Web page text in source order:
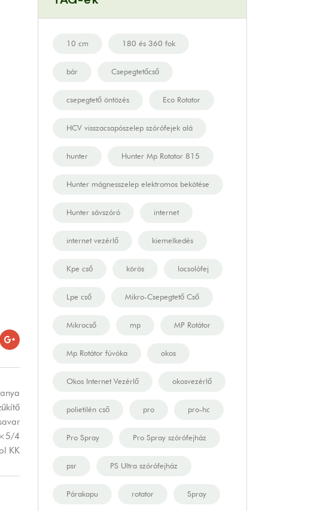
10 cm 180 és 360 fok
bár Csepegtetőcső
csepegtető öntözés Eco Rotator
HCV visszacsapószelep szórófejek alá
hunter Hunter Mp Rotator 815
Hunter mágnesszelep elektromos bekötése
Hunter sávszóró internet
internet vezérlő kiemelkedés
Kpe cső körös locsolófej
Lpe cső Mikro-Csepegtető Cső
Mikrocső mp MP Rotátor
Mp Rotátor fúvóka okos
Okos Internet Vezérlő okosvezérlő
polietilén cső pro pro-hc
Pro Spray Pro Spray szórófejház
psr PS Ultra szórófejház
Párakapu rotator Spray